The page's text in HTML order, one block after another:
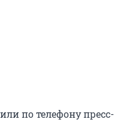
по телефону пресс-